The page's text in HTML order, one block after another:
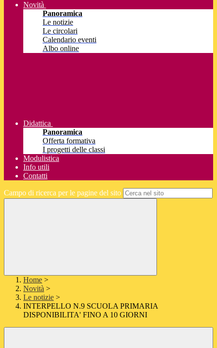
Novità
Panoramica
Le notizie
Le circolari
Calendario eventi
Albo online
Didattica
Panoramica
Offerta formativa
I progetti delle classi
Modulistica
Info utili
Contatti
Campo di ricerca per le pagine del sito
Home >
Novità >
Le notizie >
INTERPELLO N.9 SCUOLA PRIMARIA
DISPONIBILITA' FINO A 10 GIORNI